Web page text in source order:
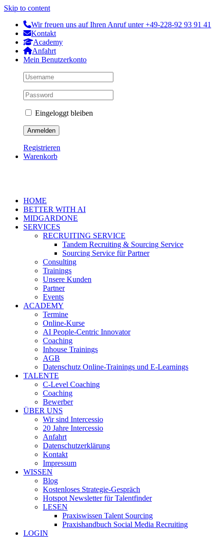
Skip to content
Wir freuen uns auf Ihren Anruf unter +49-228-92 93 91 41
Kontakt
Academy
Anfahrt
Mein Benutzerkonto
Eingeloggt bleiben
Registrieren
Warenkorb
HOME
BETTER WITH AI
MIDGARDONE
SERVICES
RECRUITING SERVICE
Tandem Recruiting & Sourcing Service
Sourcing Service für Partner
Consulting
Trainings
Unsere Kunden
Partner
Events
ACADEMY
Termine
Online-Kurse
AI People-Centric Innovator
Coaching
Inhouse Trainings
AGB
Datenschutz Online-Trainings und E-Learnings
TALENTE
C-Level Coaching
Coaching
Bewerber
ÜBER UNS
Wir sind Intercessio
20 Jahre Intercessio
Anfahrt
Datenschutzerklärung
Kontakt
Impressum
WISSEN
Blog
Kostenloses Strategie-Gespräch
Hotspot Newsletter für Talentfinder
LESEN
Praxiswissen Talent Sourcing
Praxishandbuch Social Media Recruiting
LOGIN